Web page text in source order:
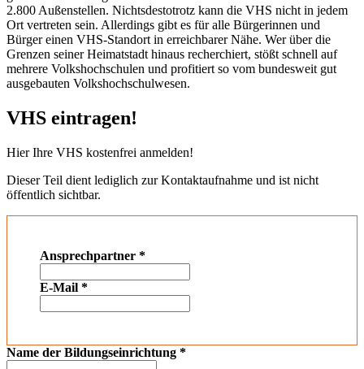
2.800 Außenstellen. Nichtsdestotrotz kann die VHS nicht in jedem
Ort vertreten sein. Allerdings gibt es für alle Bürgerinnen und
Bürger einen VHS-Standort in erreichbarer Nähe. Wer über die
Grenzen seiner Heimatstadt hinaus recherchiert, stößt schnell auf
mehrere Volkshochschulen und profitiert so vom bundesweit gut
ausgebauten Volkshochschulwesen.
VHS eintragen!
Hier Ihre VHS kostenfrei anmelden!
Dieser Teil dient lediglich zur Kontaktaufnahme und ist nicht
öffentlich sichtbar.
Ansprechpartner *
E-Mail *
Name der Bildungseinrichtung *